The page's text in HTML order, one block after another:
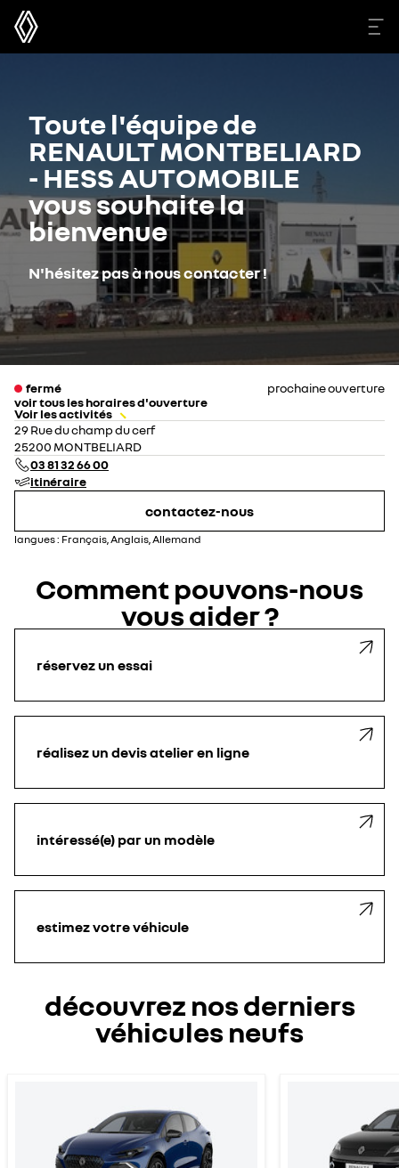
Toute l'équipe de
RENAULT MONTBELIARD
- HESS AUTOMOBILE
vous souhaite la
bienvenue
N'hésitez pas à nous contacter !
fermé
prochaine ouverture
voir tous les horaires d'ouverture
lundi
mardi
mercredi
jeudi
vendredi
Voir les activités
29 Rue du champ du cerf
25200 MONTBELIARD
03 81 32 66 00
itinéraire
contactez-nous
langues : Français, Anglais, Allemand
Comment pouvons-nous
vous aider ?
réservez un essai
réalisez un devis atelier en ligne
intéressé(e) par un modèle
estimez votre véhicule
découvrez nos derniers
véhicules neufs